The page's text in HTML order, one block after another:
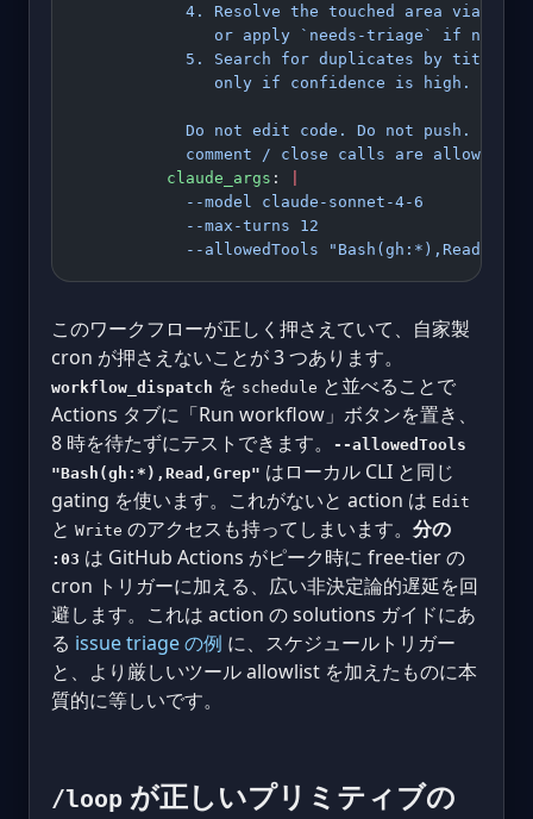
4. Resolve the touched area via
or apply `needs-triage` if no
5. Search for duplicates by title
               only if confidence is high.
Do not edit code. Do not push. Only
            comment / close calls are allowed.
          claude_args
:
            --model claude-sonnet-4-6
            --max-turns 12
--allowedTools
このワークフローが正しく押さえていて、自家製
cron が押さえないことが 3 つあります。
workflow_dispatch を schedule と並べることで
Actions タブに「Run workflow」ボタンを置き、
8 時を待たずにテストできます。
--allowedTools
"Bash(gh:*),Read,Grep" はローカル CLI と同じ
gating を使います。これがないと action は Edit
と Write のアクセスも持ってしまいます。 分の
:03 は GitHub Actions がピーク時に free-tier の
cron トリガーに加える、広い非決定論的遅延を回
避します。これは action の solutions ガイドにあ
る issue triage の例 に、スケジュールトリガー
と、より厳しいツール allowlist を加えたものに本
質的に等しいです。
/loop が正しいプリミティブの